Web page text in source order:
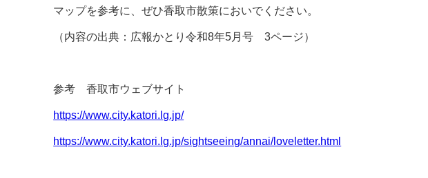
マップを参考に、ぜひ香取市散策においでください。
（内容の出典：広報かとり令和8年5月号 3ページ）
参考 香取市ウェブサイト
https://www.city.katori.lg.jp/
https://www.city.katori.lg.jp/sightseeing/annai/loveletter.html